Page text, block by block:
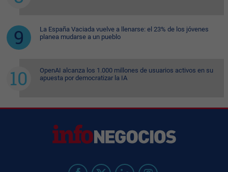
La España Vaciada vuelve a llenarse: el 23% de los jóvenes
planea mudarse a un pueblo
OpenAI alcanza los 1.000 millones de usuarios activos en su
apuesta por democratizar la IA